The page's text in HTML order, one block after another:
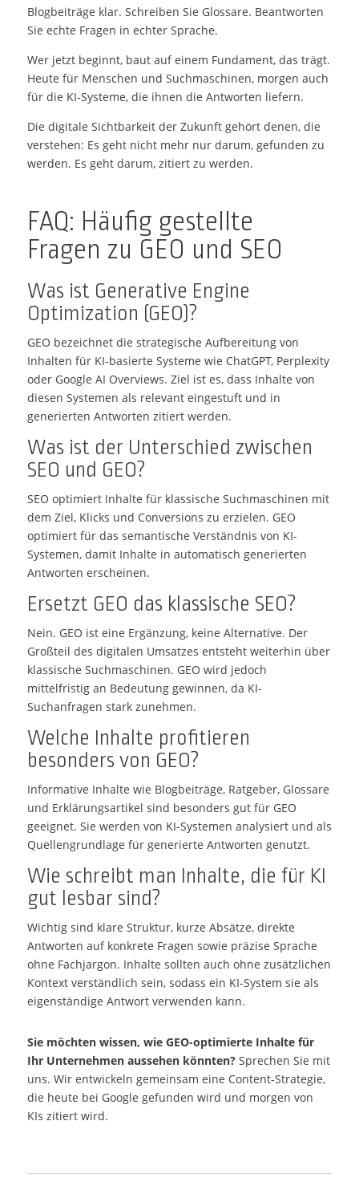
Blogbeiträge klar. Schreiben Sie Glossare. Beantworten
Sie echte Fragen in echter Sprache.
Wer jetzt beginnt, baut auf einem Fundament, das trägt.
Heute für Menschen und Suchmaschinen, morgen auch
für die KI-Systeme, die ihnen die Antworten liefern.
Die digitale Sichtbarkeit der Zukunft gehört denen, die
verstehen: Es geht nicht mehr nur darum, gefunden zu
werden. Es geht darum, zitiert zu werden.
FAQ: Häufig gestellte
Fragen zu GEO und SEO
Was ist Generative Engine
Optimization (GEO)?
GEO bezeichnet die strategische Aufbereitung von
Inhalten für KI-basierte Systeme wie ChatGPT, Perplexity
oder Google AI Overviews. Ziel ist es, dass Inhalte von
diesen Systemen als relevant eingestuft und in
generierten Antworten zitiert werden.
Was ist der Unterschied zwischen
SEO und GEO?
SEO optimiert Inhalte für klassische Suchmaschinen mit
dem Ziel, Klicks und Conversions zu erzielen. GEO
optimiert für das semantische Verständnis von KI-
Systemen, damit Inhalte in automatisch generierten
Antworten erscheinen.
Ersetzt GEO das klassische SEO?
Nein. GEO ist eine Ergänzung, keine Alternative. Der
Großteil des digitalen Umsatzes entsteht weiterhin über
klassische Suchmaschinen. GEO wird jedoch
mittelfristig an Bedeutung gewinnen, da KI-
Suchanfragen stark zunehmen.
Welche Inhalte profitieren
besonders von GEO?
Informative Inhalte wie Blogbeiträge, Ratgeber, Glossare
und Erklärungsartikel sind besonders gut für GEO
geeignet. Sie werden von KI-Systemen analysiert und als
Quellengrundlage für generierte Antworten genutzt.
Wie schreibt man Inhalte, die für KI
gut lesbar sind?
Wichtig sind klare Struktur, kurze Absätze, direkte
Antworten auf konkrete Fragen sowie präzise Sprache
ohne Fachjargon. Inhalte sollten auch ohne zusätzlichen
Kontext verständlich sein, sodass ein KI-System sie als
eigenständige Antwort verwenden kann.
Sie möchten wissen, wie GEO-optimierte Inhalte für
Ihr Unternehmen aussehen könnten?Sprechen Sie mit
uns. Wir entwickeln gemeinsam eine Content-Strategie,
die heute bei Google gefunden wird und morgen von
KIs zitiert wird.